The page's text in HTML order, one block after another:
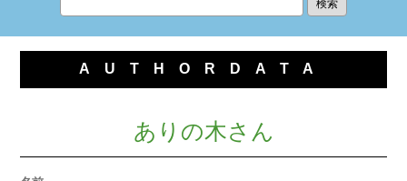
AUTHORDATA
ありの木さん